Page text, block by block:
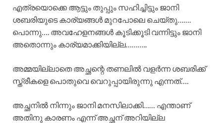
എത്രയൊക്കെ ആട്ടും തുപ്പും സഹിച്ചിട്ടും ജാനി
ശബരിയുടെ കാര്യങ്ങൾ മുറപോലെ ചെയ്തു…….
പൊന്നു…. അവഹേളനങ്ങൾ കൂടിക്കൂടി വന്നിട്ടും ജാനി
അതൊന്നും കാര്യമാക്കിയില്ല………..
അമ്മയില്ലാതെ അച്ഛന്റെ തണലിൽ വളർന്ന ശബരിക്ക്
സ്ത്രീകളെ പൊതുവെ വെറുപ്പായിരുന്നു എന്നത്….
അച്ഛനിൽ നിന്നും ജാനി മനസിലാക്കി…… എന്താണ്
അതിനു കാരണം എന്ന് അച്ഛന് അറിയില്ല